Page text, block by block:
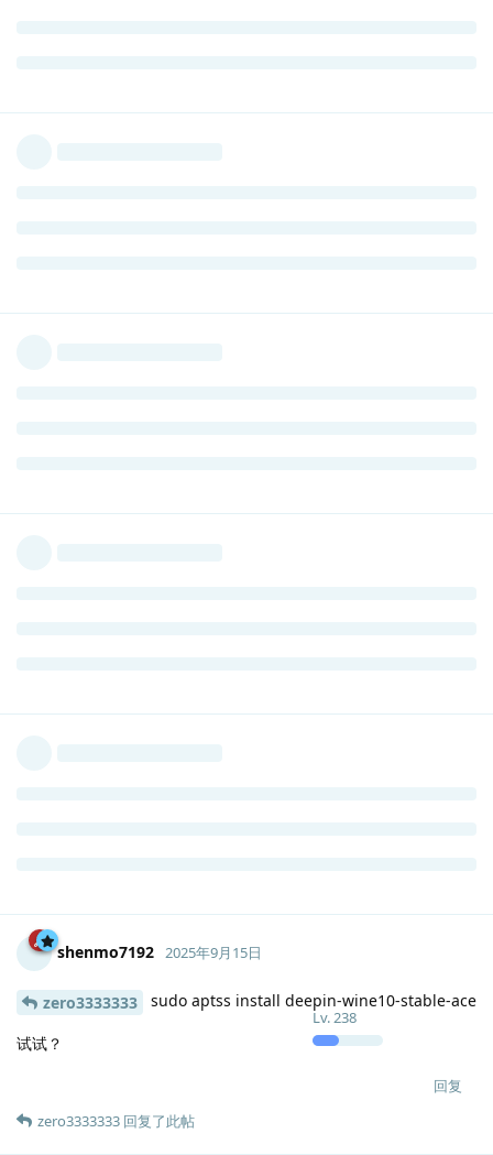
shenmo7192
Lv.238
2025年9月15日
zero3333333 sudo aptss install deepin-wine10-stable-ace
试试？
回复
zero3333333 回复了此帖